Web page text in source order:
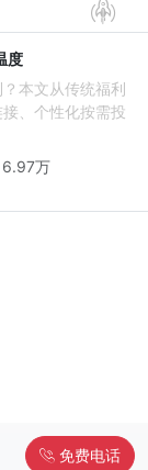
度
本文从传统福利
、个性化按需投
6.97万
免费电话